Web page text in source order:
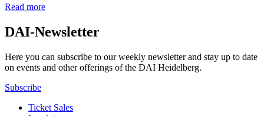
Read more
DAI-Newsletter
Here you can subscribe to our weekly newsletter and stay up to date
on events and other offerings of the DAI Heidelberg.
Subscribe
Ticket Sales